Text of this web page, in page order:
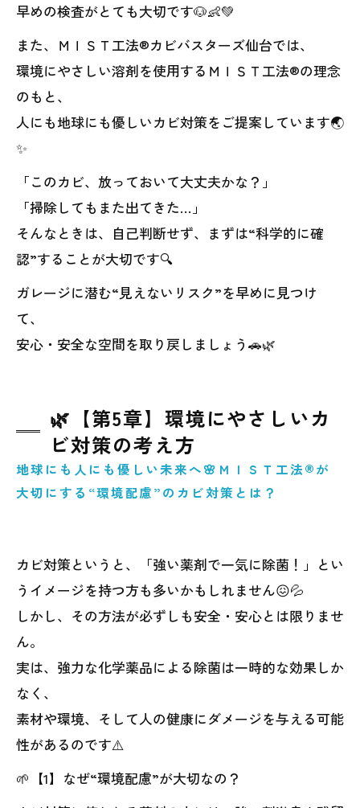
早めの検査がとても大切です🐶👶💚
また、ＭＩＳＴ工法®カビバスターズ仙台では、
環境にやさしい溶剤を使用するＭＩＳＴ工法®の理念
のもと、
人にも地球にも優しいカビ対策をご提案しています🌏
✨
「このカビ、放っておいて大丈夫かな？」
「掃除してもまた出てきた…」
そんなときは、自己判断せず、まずは“科学的に確
認”することが大切です🔍
ガレージに潜む“見えないリスク”を早めに見つけ
て、
安心・安全な空間を取り戻しましょう🚗🌿
🌿【第5章】環境にやさしいカ
ビ対策の考え方
地球にも人にも優しい未来へ🌸ＭＩＳＴ工法®が
大切にする“環境配慮”のカビ対策とは？
カビ対策というと、「強い薬剤で一気に除菌！」とい
うイメージを持つ方も多いかもしれません😖💦
しかし、その方法が必ずしも安全・安心とは限りませ
ん。
実は、強力な化学薬品による除菌は一時的な効果しか
なく、
素材や環境、そして人の健康にダメージを与える可能
性があるのです⚠️
🌱【1】なぜ“環境配慮”が大切なの？